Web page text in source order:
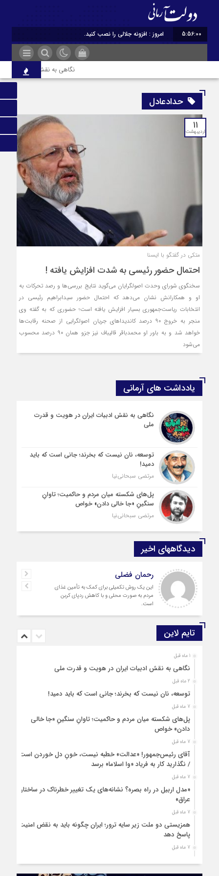
5:56:01 امروز : افزونه جلالی را نصب کنید.
نگاهی به نقش ادبیات ایران
حدادعادل
۱۱
اردیبهشت
متکی در گفتگو با ایسنا
احتمال حضور رئیسی به شدت افزایش یافته !
سخنگوی شورای وحدت اصولگرایان می‌گوید نتایج بررسی‌ها و رصد تحرکات به
او و همکارانش نشان می‌دهد که احتمال حضور سیدابراهیم رئیسی در
انتخابات ریاست‌جمهوری بسیار افزایش یافته است؛ حضوری که به گفته وی
منجر به خروج ۹۰ درصد کاندیداهای جریان اصولگرایی از صحنه رقابت‌ها
خواهد شد و به باور او محمدباقر قالیباف نیز جزو همان ۹۰ درصد محسوب
می‌شود
یادداشت های آرمانی
نگاهی به نقش ادبیات ایران در هویت و قدرت
ملی
توسعه، نان نیست که بخرند؛ جانی است که باید
دمید!
مرتضی سبحانی‌نیا
پل‌های شکسته میان مردم و حاکمیت؛ تاوانِ
سنگینِ «جا خالی دادن» خواص
مرتضی سبحانی‌نیا
دیدگاههای اخیر
رحمان فضلی
این یک روش تکمیلی برای کمک به تأمین غذای
مردم به صورت محلی و با کاهش ردپای کربن
است.
تایم لاین
1 ماه قبل
نگاهی به نقش ادبیات ایران در هویت و قدرت ملی
2 ماه قبل
توسعه، نان نیست که بخرند؛ جانی است که باید دمید!
7 ماه قبل
پل‌های شکسته میان مردم و حاکمیت؛ تاوانِ سنگینِ «جا خالی
دادن» خواص
7 ماه قبل
آقای رئیس‌جمهور! «عدالت» خطبه نیست، خونِ دل خوردن است
/ نگذارید کار به فریاد «وا اسلاما» برسد
7 ماه قبل
«مدل اربیل در راه بصره؟ نشانه‌های یک تغییر خطرناک در ساختار
عراق»
7 ماه قبل
همزیستی دو ملت زیر سایه ترور؛ ایران چگونه باید به نقض امنیت
پاسخ دهد
7 ماه قبل
8 ماه قبل